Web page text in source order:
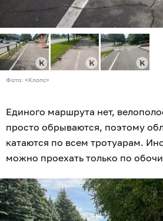
Фото: «Клопс»
Единого маршрута нет,
просто обрываются, поэтому
катаются по всем тротуарам.
можно проехать только по